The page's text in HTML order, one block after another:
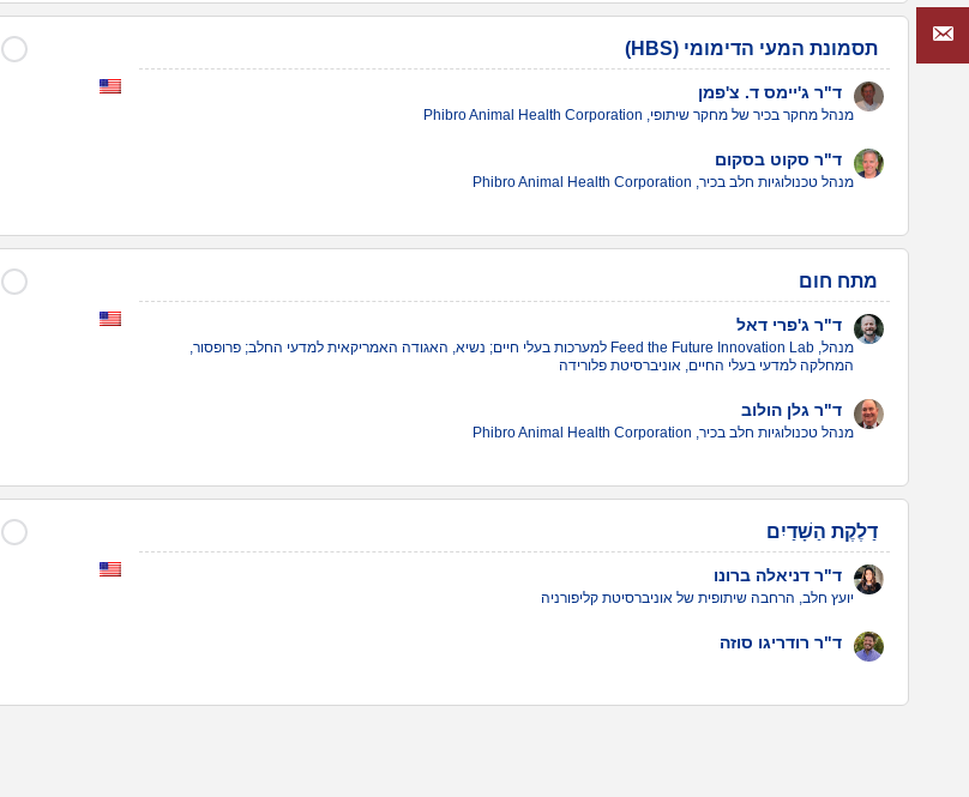
תסמונת המעי הדימומי (HBS)
ד"ר ג'יימס ד. צ'פמן
מנהל מחקר בכיר של מחקר שיתופי, Phibro Animal Health Corporation
ד"ר סקוט בסקום
מנהל טכנולוגיות חלב בכיר, Phibro Animal Health Corporation
מתח חום
ד"ר ג'פרי דאל
מנהל, Feed the Future Innovation Lab למערכות בעלי חיים; נשיא, האגודה האמריקאית למדעי החלב; פרופסור,
המחלקה למדעי בעלי החיים, אוניברסיטת פלורידה
ד"ר גלן הולוב
מנהל טכנולוגיות חלב בכיר, Phibro Animal Health Corporation
דַלֶקֶת הַשָׁדַיִם
ד"ר דניאלה ברונו
יועץ חלב, הרחבה שיתופית של אוניברסיטת קליפורניה
ד"ר רודריגו סוזה